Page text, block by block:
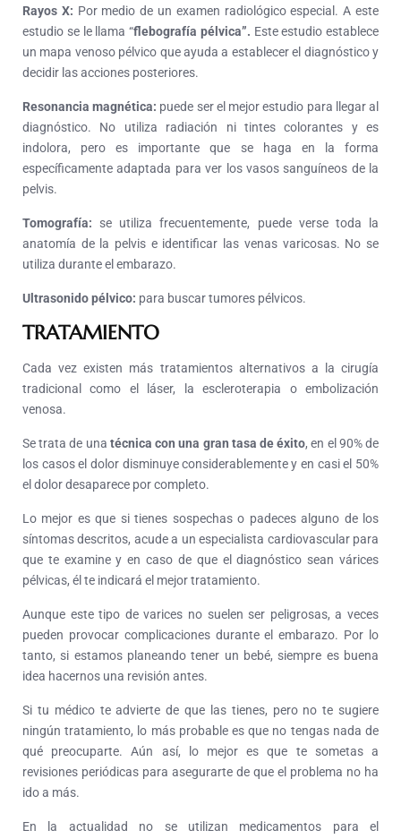
Rayos X: Por medio de un examen radiológico especial. A este
estudio se le llama “flebografía pélvica”. Este estudio establece
un mapa venoso pélvico que ayuda a establecer el diagnóstico y
decidir las acciones posteriores.
Resonancia magnética: puede ser el mejor estudio para llegar al
diagnóstico. No utiliza radiación ni tintes colorantes y es
indolora, pero es importante que se haga en la forma
específicamente adaptada para ver los vasos sanguíneos de la
pelvis.
Tomografía: se utiliza frecuentemente, puede verse toda la
anatomía de la pelvis e identificar las venas varicosas. No se
utiliza durante el embarazo.
Ultrasonido pélvico: para buscar tumores pélvicos.
TRATAMIENTO
Cada vez existen más tratamientos alternativos a la cirugía
tradicional como el láser, la escleroterapia o embolización
venosa.
Se trata de una técnica con una gran tasa de éxito, en el 90% de
los casos el dolor disminuye considerablemente y en casi el 50%
el dolor desaparece por completo.
Lo mejor es que si tienes sospechas o padeces alguno de los
síntomas descritos, acude a un especialista cardiovascular para
que te examine y en caso de que el diagnóstico sean várices
pélvicas, él te indicará el mejor tratamiento.
Aunque este tipo de varices no suelen ser peligrosas, a veces
pueden provocar complicaciones durante el embarazo. Por lo
tanto, si estamos planeando tener un bebé, siempre es buena
idea hacernos una revisión antes.
Si tu médico te advierte de que las tienes, pero no te sugiere
ningún tratamiento, lo más probable es que no tengas nada de
qué preocuparte. Aún así, lo mejor es que te sometas a
revisiones periódicas para asegurarte de que el problema no ha
ido a más.
En la actualidad no se utilizan medicamentos para el